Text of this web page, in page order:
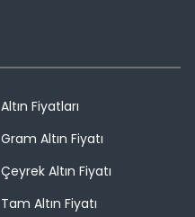
Altın Fiyatları
Gram Altın Fiyatı
Çeyrek Altın Fiyatı
Tam Altın Fiyatı